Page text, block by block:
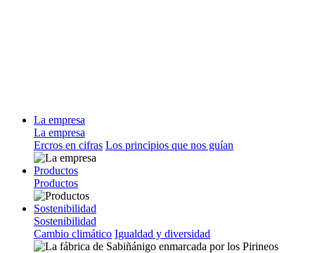
La empresa
La empresa
Ercros en cifras Los principios que nos guían
Productos
Productos
Sostenibilidad
Sostenibilidad
Cambio climático Igualdad y diversidad